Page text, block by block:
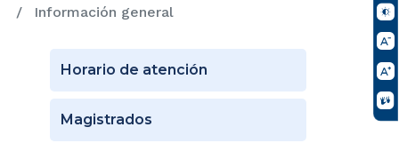
Información general
Horario de atención
Magistrados